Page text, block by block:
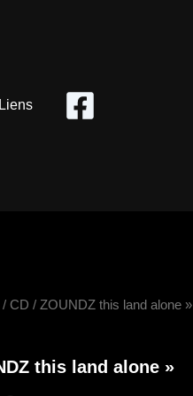
Liens
/CD / ZOUNDZ this land alone »
this land alone »